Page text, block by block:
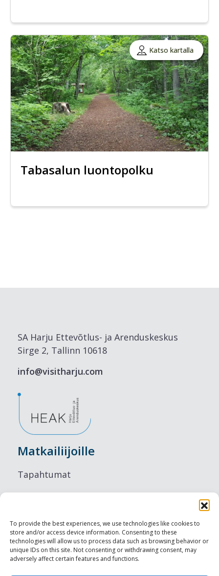
To provide the best experiences, we use technologies like cookies to
store and/or access device information. Consenting to these
technologies will allow us to process data such as browsing behavior or
unique IDs on this site. Not consenting or withdrawing consent, may
adversely affect certain features and functions.
Katso kartalla
Tabasalun luontopolku
SA Harju Ettevõtlus- ja Arenduskeskus
Sirge 2, Tallinn 10618
info@visitharju.com
Matkailiijoille
Tapahtumat
Ruokailu
Nähtävyydet
Visit Tallinn